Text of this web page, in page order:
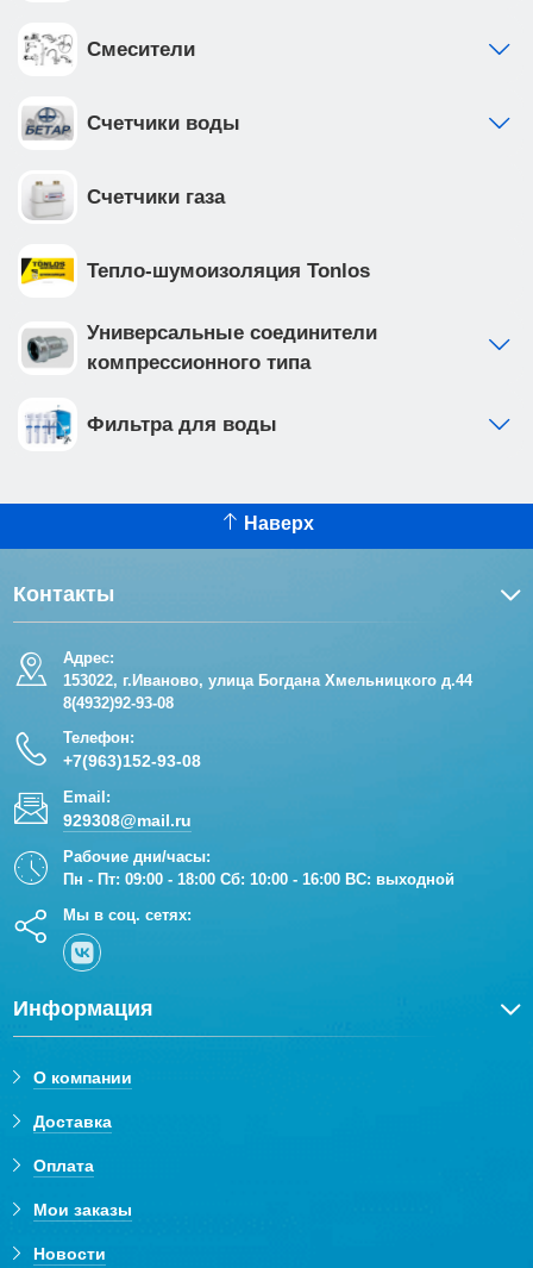
Смесители
Счетчики воды
Счетчики газа
Тепло-шумоизоляция Tonlos
Универсальные соединители
компрессионного типа
Фильтра для воды
Наверх
Контакты
Адрес:
153022, г.Иваново, улица Богдана Хмельницкого д.44
8(4932)92-93-08
Телефон:
+7(963)152-93-08
Email:
929308@mail.ru
Рабочие дни/часы:
Пн - Пт: 09:00 - 18:00 Сб: 10:00 - 16:00 ВС: выходной
Мы в соц. сетях:
Информация
О компании
Доставка
Оплата
Мои заказы
Новости